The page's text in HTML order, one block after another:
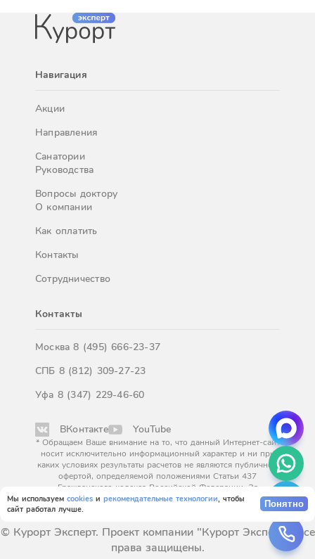
Мы используем cookies и рекомендательные технологии, чтобы
сайт работал лучше.
Понятно
Навигация
Акции
Направления
Санатории
Руководства
Вопросы доктору
О компании
Как оплатить
Контакты
Сотрудничество
Контакты
Москва8 (495) 666-23-37
СПБ 8 (812) 309-27-23
Уфа 8 (347) 229-46-60
ВКонтакте YouTube
* Обращаем Ваше внимание на то, что данный Интернет-сайт
носит исключительно информационный характер и ни при
каких условиях результаты расчетов не являются публичной
офертой, определяемой положениями Статьи 437
Гражданского кодекса Российской Федерации. За
окончательным расчетом обращайтесь к нашим менеджерам.
© Курорт Эксперт. Проект компании "Курорт Эксперт". Все
права защищены.